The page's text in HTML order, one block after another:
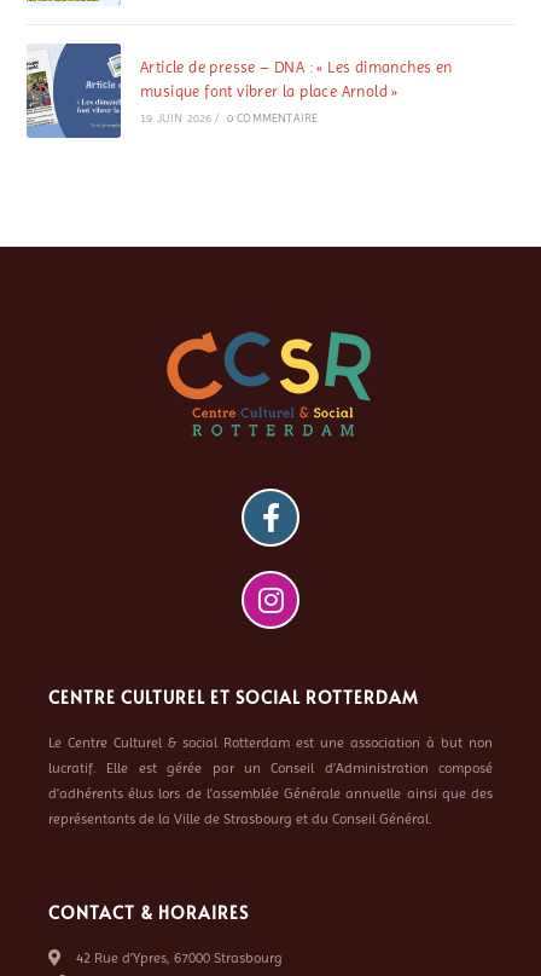
Article de presse – DNA : « Les dimanches en
musique font vibrer la place Arnold »
19 JUIN 2026 / 0 COMMENTAIRE
CENTRE CULTUREL ET SOCIAL ROTTERDAM
Le Centre Culturel & social Rotterdam est une association à but non
lucratif. Elle est gérée par un Conseil d’Administration composé
d’adhérents élus lors de l’assemblée Générale annuelle ainsi que des
représentants de la Ville de Strasbourg et du Conseil Général.
CONTACT & HORAIRES
42 Rue d’Ypres, 67000 Strasbourg